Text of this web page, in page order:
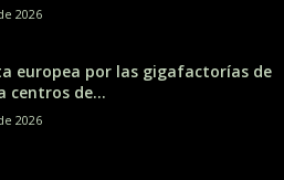
2026
europea por las gigafactorías de
centros de...
2026